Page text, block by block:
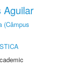
Aguilar
(Câmpus